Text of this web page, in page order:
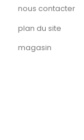
nous contacter
plan du site
magasin